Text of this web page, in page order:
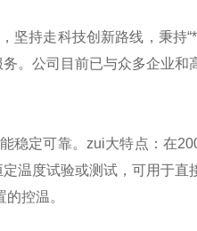
坚持走科技创新路线，秉持
。公司目前已与众多企业和
稳定可靠。zui大特点：在
温度试验或测试，可用于直
控温。